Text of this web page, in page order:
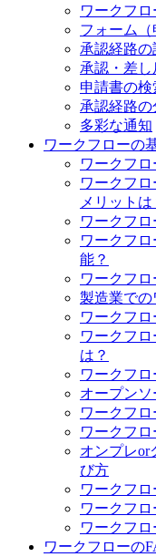
ワークフ
フォーム
承認経路の
承認・差し
申請書の検
承認経路の
多彩な通知
ワークフローの
ワークフ
ワークフ
メリットは
ワークフ
ワークフ
能？
ワークフ
製造業で
ワークフ
ワークフ
は？
ワークフ
オープン
ワークフ
ワークフ
オンプレor
び方
ワークフ
ワークフ
ワークフ
ワークフローの